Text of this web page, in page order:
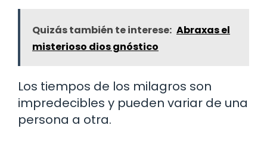
Quizás también te interese: Abraxas el
misterioso dios gnóstico
Los tiempos de los milagros son
impredecibles y pueden variar de una
persona a otra.